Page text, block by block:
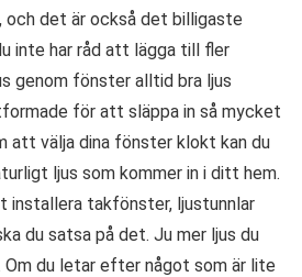
och det är också det billigaste
inte har råd att lägga till fler
genom fönster alltid bra ljus
för att släppa in så mycket
att välja dina fönster klokt kan du
ljus som kommer in i ditt hem.
installera takfönster, ljustunnlar
du satsa på det. Ju mer ljus du
du letar efter något som är lite